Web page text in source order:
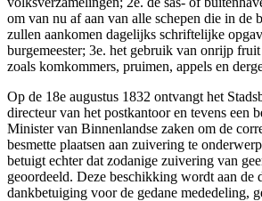
om van nu af aan van alle schepen die in de
zullen aankomen dagelijks schriftelijke
burgemeester; 3e. het gebruik van onrijp
zoals komkommers, pruimen, appels en
Op de 18e augustus 1832 ontvangt het
directeur van het postkantoor en tevens een
Minister van Binnenlandse zaken om de
besmette plaatsen aan zuivering te
betuigt echter dat zodanige zuivering van
geoordeeld. Deze beschikking wordt aan de
dankbetuiging voor de gedane mededeling,